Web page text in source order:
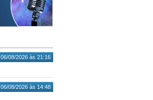
06/08/2026 às 21:16
06/08/2026 às 14:48